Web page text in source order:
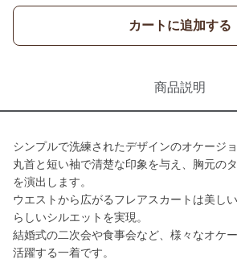
カートに追加する
商品説明
シンプルで洗練されたデザインのオケージ
丸首と短い袖で清楚な印象を与え、胸元の
を演出します。
ウエストから広がるフレアスカートは美し
らしいシルエットを実現。
結婚式の二次会や食事会など、様々なオケ
活躍する一着です。